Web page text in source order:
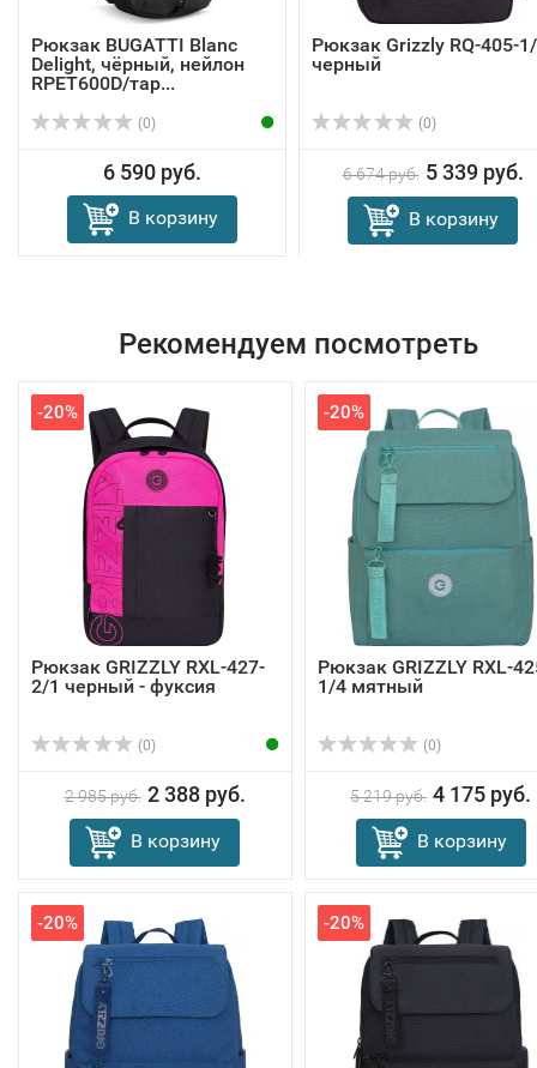
Рюкзак BUGATTI Blanc
Delight, чёрный, нейлон
RPET600D/тар...
(0)
6 590 руб.
В корзину
Рюкзак Grizzly RQ-405-
черный
(0)
6 674 руб. 5 339 руб.
В корзину
Рекомендуем посмотреть
-20%
Рюкзак GRIZZLY RXL-427-
2/1 черный - фуксия
(0)
2 985 руб. 2 388 руб.
В корзину
-20%
Рюкзак GRIZZLY RXL-
1/4 мятный
(0)
5 219 руб. 4 175 руб.
В корзину
-20% -20%